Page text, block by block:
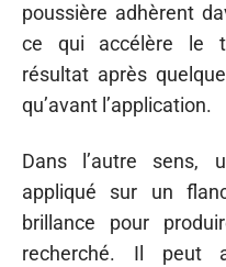
poussière adhèrent
ce qui accélère le
résultat après
qu’avant l’application.
Dans l’autre sens,
appliqué sur un
brillance pour
recherché. Il peut